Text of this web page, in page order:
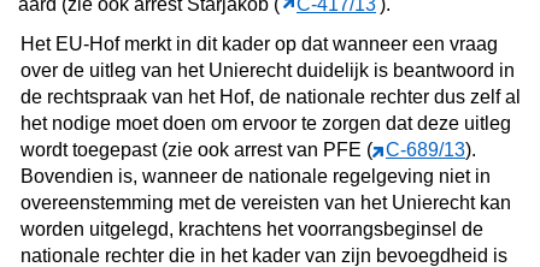
Het EU-Hof merkt in dit kader op dat wanneer een vraag
over de uitleg van het Unierecht duidelijk is beantwoord in
de rechtspraak van het Hof, de nationale rechter dus zelf al
het nodige moet doen om ervoor te zorgen dat deze uitleg
wordt toegepast (zie ook arrest van PFE (
C‑689/13).
Bovendien is, wanneer de nationale regelgeving niet in
overeenstemming met de vereisten van het Unierecht kan
worden uitgelegd, krachtens het voorrangsbeginsel de
nationale rechter die in het kader van zijn bevoegdheid is